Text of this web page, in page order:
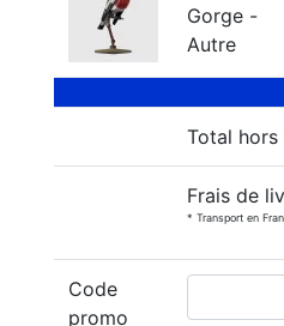
Gorge -
Autre
Total
Frais de
* Transport en
Code
promo